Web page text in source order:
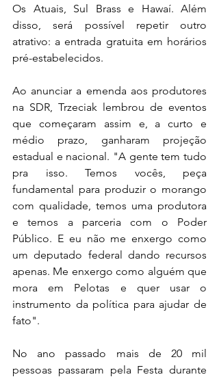
Os Atuais, Sul Brass e Hawaí. Além
disso, será possível repetir outro
atrativo: a entrada gratuita em horários
pré-estabelecidos.
Ao anunciar a emenda aos produtores
na SDR, Trzeciak lembrou de eventos
que começaram assim e, a curto e
médio prazo, ganharam projeção
estadual e nacional. "A gente tem tudo
pra isso. Temos vocês, peça
fundamental para produzir o morango
com qualidade, temos uma produtora
e temos a parceria com o Poder
Público. E eu não me enxergo como
um deputado federal dando recursos
apenas. Me enxergo como alguém que
mora em Pelotas e quer usar o
instrumento da política para ajudar de
fato".
No ano passado mais de 20 mil
pessoas passaram pela Festa durante